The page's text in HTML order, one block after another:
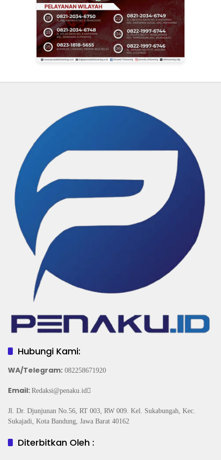
Hubungi Kami:
WA/Telegram: 082258671920
Email: Redaksi@penaku.id
Jl. Dr. Djunjunan No.56, RT 003, RW 009. Kel. Sukabungah, Kec.
Sukajadi, Kota Bandung, Jawa Barat 40162
Diterbitkan Oleh :